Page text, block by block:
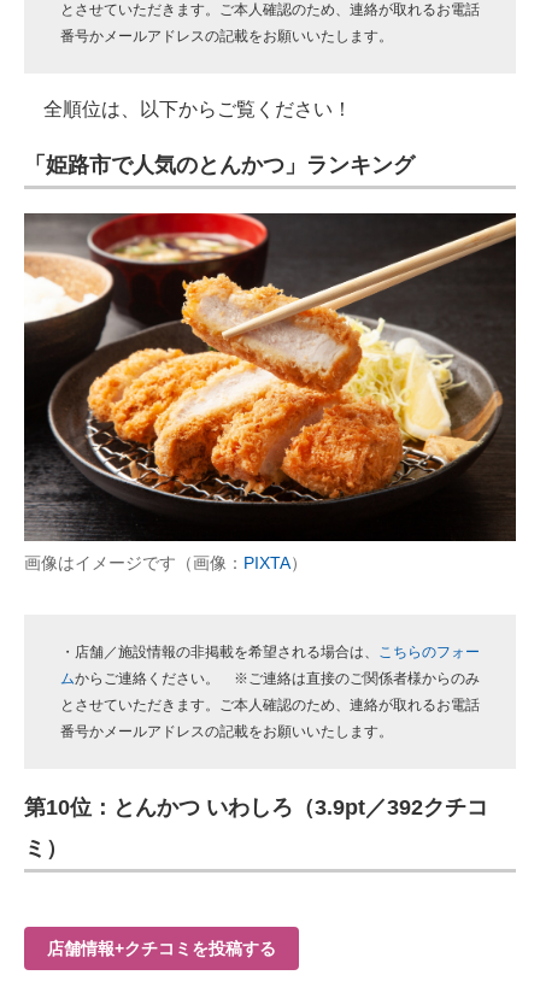
とさせていただきます。ご本人確認のため、連絡が取れるお電話
番号かメールアドレスの記載をお願いいたします。
全順位は、以下からご覧ください！
「姫路市で人気のとんかつ」ランキング
画像はイメージです（画像： PIXTA）
・店舗／施設情報の非掲載を希望される場合は、 こちらのフォー
ムからご連絡ください。 ※ご連絡は直接のご関係者様からのみ
とさせていただきます。ご本人確認のため、連絡が取れるお電話
番号かメールアドレスの記載をお願いいたします。
第10位：とんかつ いわしろ（3.9pt／392クチコ
ミ）
店舗情報+クチコミを投稿する